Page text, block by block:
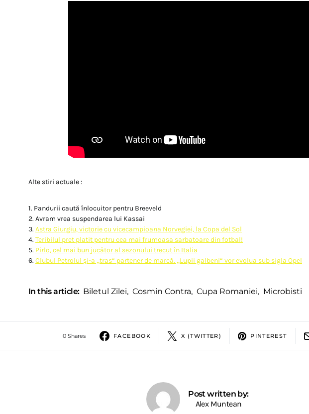
Alte stiri actuale :
1. Pandurii caută înlocuitor pentru Breeveld
2. Avram vrea suspendarea lui Kassai
3. Astra Giurgiu, victorie cu vicecampioana Norvegiei, la Copa del Sol
4. Teribilul pret platit pentru cea mai frumoasa sarbatoare din fotbal!
5. Pirlo, cel mai bun jucător al sezonului trecut în Italia
6. Clubul Petrolul şi-a „tras“ partener de marcă. „Lupii galbeni“ vor evolua sub sigla Opel
In this article: Biletul Zilei, Cosmin Contra, Cupa Romaniei, Microbisti
0 Shares FACEBOOK X (TWITTER) PINTEREST
Post written by:
Alex Muntean